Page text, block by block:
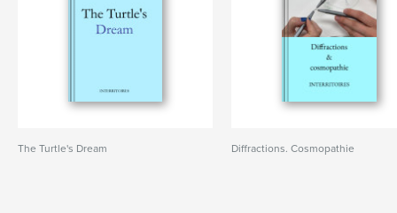
The Turtle's Dream Diffractions. Cosmopathie